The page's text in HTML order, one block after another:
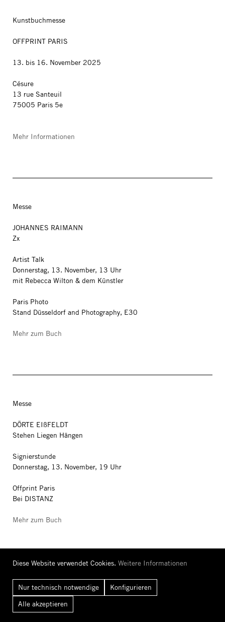
Kunstbuchmesse
OFFPRINT PARIS
13. bis 16. November 2025
Césure
13 rue Santeuil
75005 Paris 5e
Mehr Informationen
Messe
JOHANNES RAIMANN
Zx
Artist Talk
Donnerstag, 13. November, 13 Uhr
mit Rebecca Wilton & dem Künstler
Paris Photo
Stand Düsseldorf and Photography, E30
Mehr zum Buch
Messe
DÖRTE EIßFELDT
Stehen Liegen Hängen
Signierstunde
Donnerstag, 13. November, 19 Uhr
Offprint Paris
Bei DISTANZ
Mehr zum Buch
Booklaunch
GECKELER MICHELS
Diese Website verwendet Cookies. Weitere Informationen
Nur technisch notwendige
Konfigurieren
Alle akzeptieren